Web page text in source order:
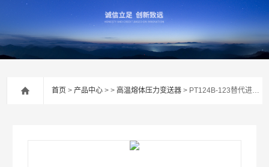
首页 >产品中心 > > 高温熔体压力变送器 > PT124B-123替代进口丹尼斯科压力变送器